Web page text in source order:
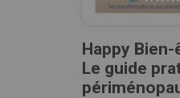
Happy Bien-
Le guide